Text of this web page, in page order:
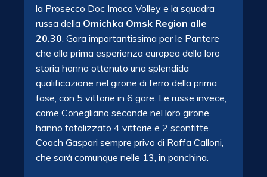
la Prosecco Doc Imoco Volley e la squadra
russa della Omichka Omsk Region alle
20.30. Gara importantissima per le Pantere
che alla prima esperienza europea della loro
storia hanno ottenuto una splendida
qualificazione nel girone di ferro della prima
fase, con 5 vittorie in 6 gare. Le russe invece,
come Conegliano seconde nel loro girone,
hanno totalizzato 4 vittorie e 2 sconfitte.
Coach Gaspari sempre privo di Raffa Calloni,
che sarà comunque nelle 13, in panchina.